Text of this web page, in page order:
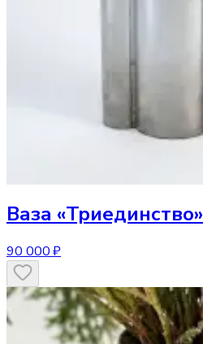
Ваза «Триединство»
90 000 ₽